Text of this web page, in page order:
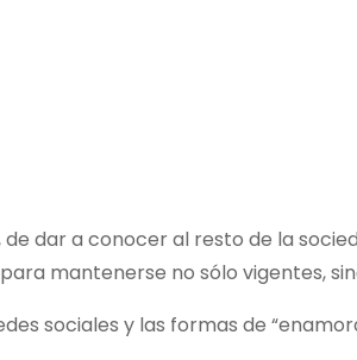
dar a conocer al resto de la
mantenerse no sólo vigentes,
sociales y las formas de